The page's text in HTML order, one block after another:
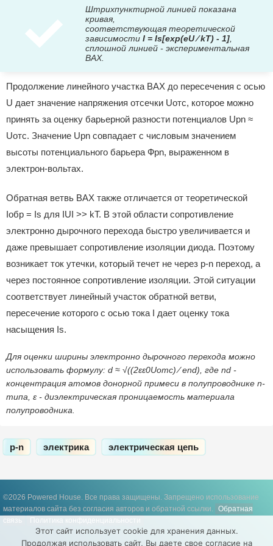
Штрихпунктирной линией показана
кривая,
соответствующая теоретической
зависимости I = Is[exp(eU ⁄ kT) - 1],
сплошной линией - экспериментальная
ВАХ.
Продолжение линейного участка ВАХ до пересечения с осью
U дает значение напряжения отсечки Uотс, которое можно
принять за оценку барьерной разности потенциалов Upn ≈
Uотс. Значение Upn совпадает с числовым значением
высоты потенциального барьера Фpn, выраженном в
электрон-вольтах.
Обратная ветвь ВАХ также отличается от теоретической
Iобр = Is для IUI >> kT. В этой области сопротивление
электронно дырочного перехода быстро увеличивается и
даже превышает сопротивление изоляции диода. Поэтому
возникает ток утечки, который течет не через p-n переход, а
через постоянное сопротивление изоляции. Этой ситуации
соответствует линейный участок обратной ветви,
пересечение которого с осью тока I дает оценку тока
насыщения Is.
Для оценки ширины электронно дырочного перехода можно
использовать формулу: d ≈ √((2εε0Uотс) ⁄ end), где nd -
концентрация атомов донорной примеси в полупроводнике n-
типа, ε - диэлектрическая проницаемость материала
полупроводника.
p-n электрика электрическая цепь
©2026 Powered House. Все права защищены. Запрещено использование
материалов сайта без согласия авторов и обратной ссылки.
Обратная
связь
Политика конфиденциальности
Этот сайт использует cookie для хранения данных.
Продолжая использовать сайт, Вы даете свое согласие на